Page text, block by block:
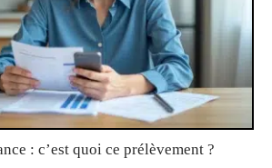
: c’est quoi ce prélèvement ?